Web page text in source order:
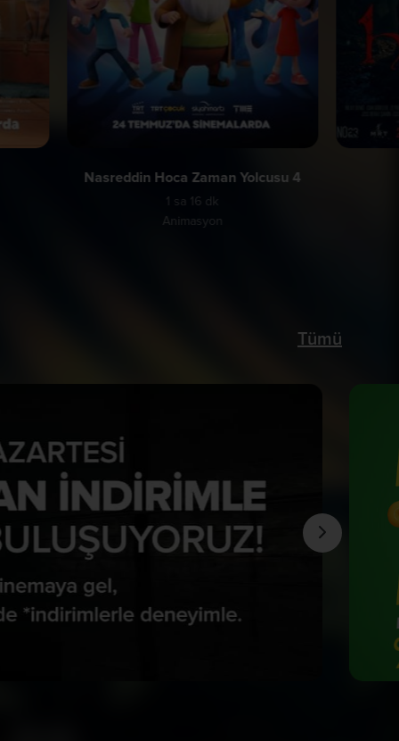
Nasreddin Hoca Zaman Yolcusu 4
1 sa 16 dk
Animasyon
Tümü